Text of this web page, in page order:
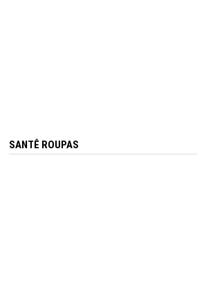
SANTÊ ROUPAS